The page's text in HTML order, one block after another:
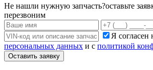
Не нашли нужную запчасть?оставьте
перезвоним
Я согласен
персональных данных и с политикой
Оставить заявку